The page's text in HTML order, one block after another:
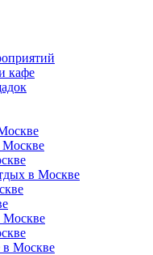
кафе
Москве
в Москве
Москве
в Москве